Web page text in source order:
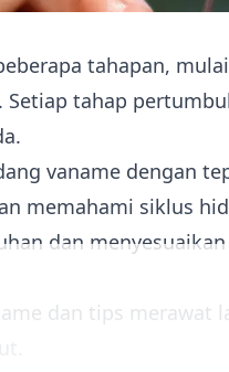
tahapan,
tahap
vaname dengan
memahami siklus
dan
dan tips merawat